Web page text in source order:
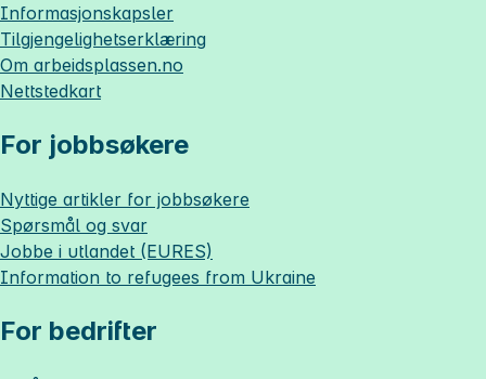
Informasjonskapsler
Tilgjengelighetserklæring
Om arbeidsplassen.no
Nettstedkart
For jobbsøkere
Nyttige artikler for jobbsøkere
Spørsmål og svar
Jobbe i utlandet (EURES)
Information to refugees from Ukraine
For bedrifter